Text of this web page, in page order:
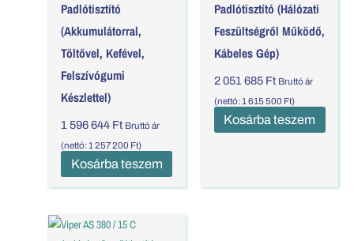
Padlótisztító
(akkumulátorral,
Töltővel, Kefével,
Felszívógumi
Készlettel)
1 596 644 Ft Bruttó ár
(nettó:1 257 200 Ft)
Kosárba teszem
Padlótisztító (Hálózati
Feszültségről Működő,
Kábeles Gép)
2 051 685 Ft Bruttó ár
(nettó:1 615 500 Ft)
Kosárba teszem